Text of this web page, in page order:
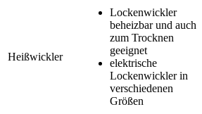
Heißwickler
Lockenwickler
beheizbar und auch
zum Trocknen
geeignet
elektrische
Lockenwickler in
verschiedenen
Größen